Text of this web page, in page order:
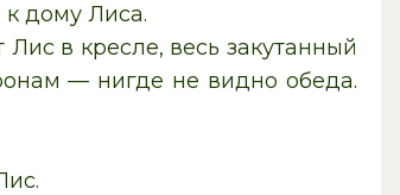
дому Лиса.
в кресле, весь закутанный
— нигде не видно обеда.